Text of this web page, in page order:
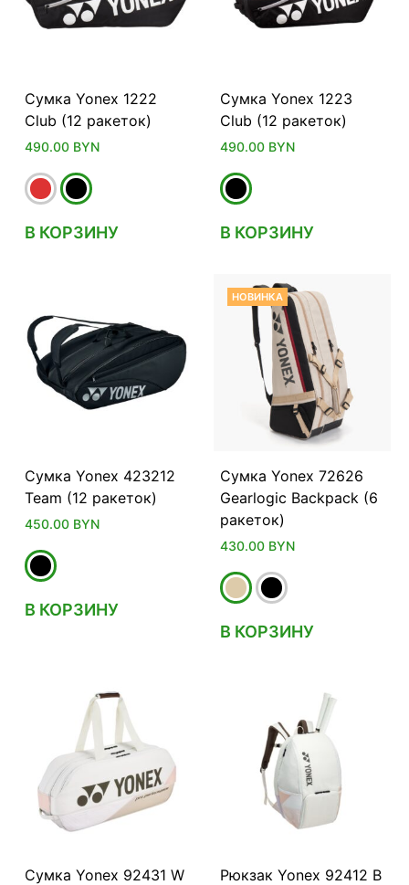
Сумка Yonex 1222
Club (12 ракеток)
490.00 BYN
В КОРЗИНУ
Сумка Yonex 1223
Club (12 ракеток)
490.00 BYN
В КОРЗИНУ
Сумка Yonex 423212
Team (12 ракеток)
450.00 BYN
В КОРЗИНУ
НОВИНКА
Сумка Yonex 72626
Gearlogic Backpack (6
ракеток)
430.00 BYN
В КОРЗИНУ
Сумка Yonex 92431 W
Рюкзак Yonex 92412 B